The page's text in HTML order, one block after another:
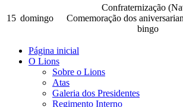
15 domingo
Confraternização
Comemoração dos
bingo
Página inicial
O Lions
Sobre o Lions
Atas
Galeria dos Presidentes
Regimento Interno